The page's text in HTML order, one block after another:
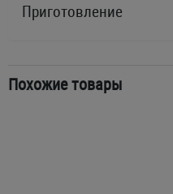
Приготовление
Похожие товары